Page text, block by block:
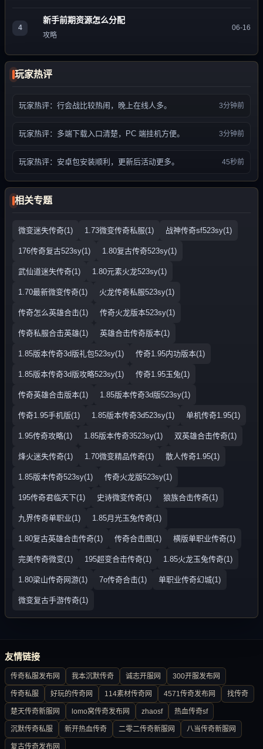
4
新手前期资源怎么分配
攻略
06-16
玩家热评
玩家热评：行会战比较热闹，晚上在线人多。 3分钟前
玩家热评：多端下载入口清楚，PC 端挂机方便。 3分钟前
玩家热评：安卓包安装顺利，更新后活动更多。 45秒前
相关专题
微变迷失传奇(1) 1.73微变传奇私服(1) 战神传奇sf523sy(1)
176传奇复古523sy(1) 1.80复古传奇523sy(1)
武仙道迷失传奇(1) 1.80元素火龙523sy(1)
1.70最新微变传奇(1) 火龙传奇私服523sy(1)
传奇怎么英雄合击(1) 传奇火龙版本523sy(1)
传奇私服合击英雄(1) 英雄合击传奇版本(1)
1.85版本传奇3d版礼包523sy(1) 传奇1.95内功版本(1)
1.85版本传奇3d版攻略523sy(1) 传奇1.95玉兔(1)
传奇英雄合击版本(1) 1.85版本传奇3d版523sy(1)
传奇1.95手机版(1) 1.85版本传奇3d523sy(1) 单机传奇1.95(1)
1.95传奇攻略(1) 1.85版本传奇3523sy(1) 双英雄合击传奇(1)
烽火迷失传奇(1) 1.70微变精品传奇(1) 散人传奇1.95(1)
1.85版本传奇523sy(1) 传奇火龙版523sy(1)
195传奇君临天下(1) 史诗微变传奇(1) 狼族合击传奇(1)
九界传奇单职业(1) 1.85月光玉兔传奇(1)
1.80复古英雄合击传奇(1) 传奇合击图(1) 横版单职业传奇(1)
完美传奇微变(1) 195超变合击传奇(1) 1.85火龙玉兔传奇(1)
1.80梁山传奇网游(1) 7o传奇合击(1) 单职业传奇幻城(1)
微变复古手游传奇(1)
友情链接
传奇私服发布网 我本沉默传奇 诚志开服网 300开服发布网
传奇私服 好玩的传奇网 114素材传奇网 4571传奇发布网 找传奇
楚天传奇新服网 lomo窝传奇发布网 zhaosf 热血传奇sf
沉默传奇私服 新开热血传奇 二零二传奇新服网 八当传奇新服网
复古传奇发布网